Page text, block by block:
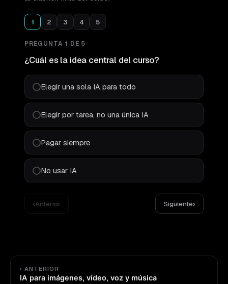
1 2 3 4 5
PREGUNTA 1 DE 5
¿Cuál es la idea central del curso?
Elegir una sola IA para todo
Elegir por tarea, no una única IA
Pagar siempre
No usar IA
‹Anterior Siguiente›
‹ ANTERIOR
IA para imágenes, vídeo, voz y música